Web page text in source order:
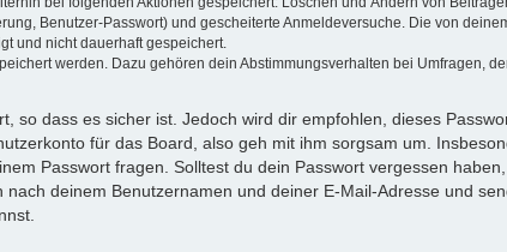
Benutzer-Passwort) und gescheiterte Anmeldeversuche. Die von
und nicht dauerhaft gespeichert.
werden. Dazu gehören dein Abstimmungsverhalten bei Umfragen,
so dass es sicher ist. Jedoch wird dir empfohlen, dieses
für das Board, also geh mit ihm sorgsam um.
Passwort fragen. Solltest du dein Passwort vergessen
deinem Benutzernamen und deiner E-Mail-Adresse und